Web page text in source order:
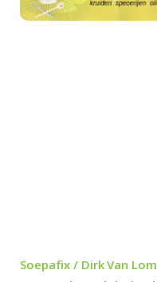
Soepafix / Dirk Van